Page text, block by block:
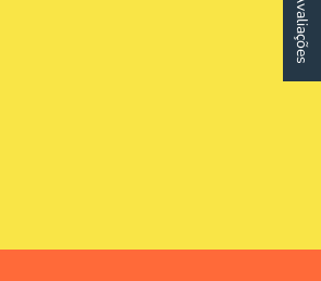
★ Avaliações